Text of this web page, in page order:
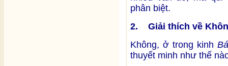
phân biệt.
2. Giải thích về
Không, ở trong kinh
thuyết minh như thế